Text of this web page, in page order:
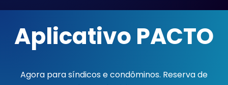
Aplicativo PACTO
Agora para síndicos e condôminos. Reserva de